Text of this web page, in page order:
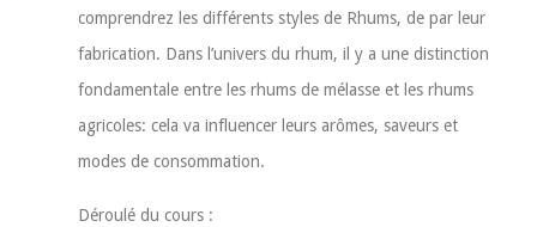
comprendrez les différents styles de Rhums, de par leur
fabrication. Dans l’univers du rhum, il y a une distinction
fondamentale entre les rhums de mélasse et les rhums
agricoles: cela va influencer leurs arômes, saveurs et
modes de consommation.
Déroulé du cours :